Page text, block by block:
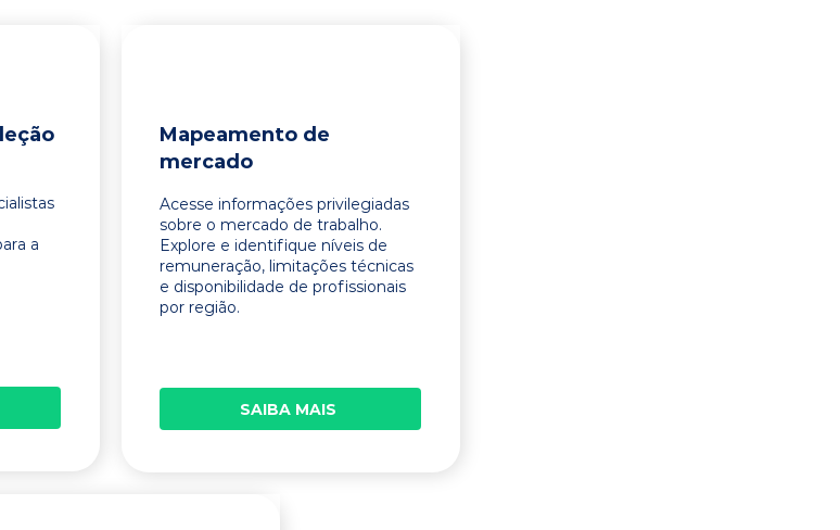
a
Mapeamento de
mercado
Acesse informações privilegiadas
sobre o mercado de trabalho.
Explore e identifique níveis de
remuneração, limitações técnicas
e disponibilidade de profissionais
por região.
SAIBA MAIS